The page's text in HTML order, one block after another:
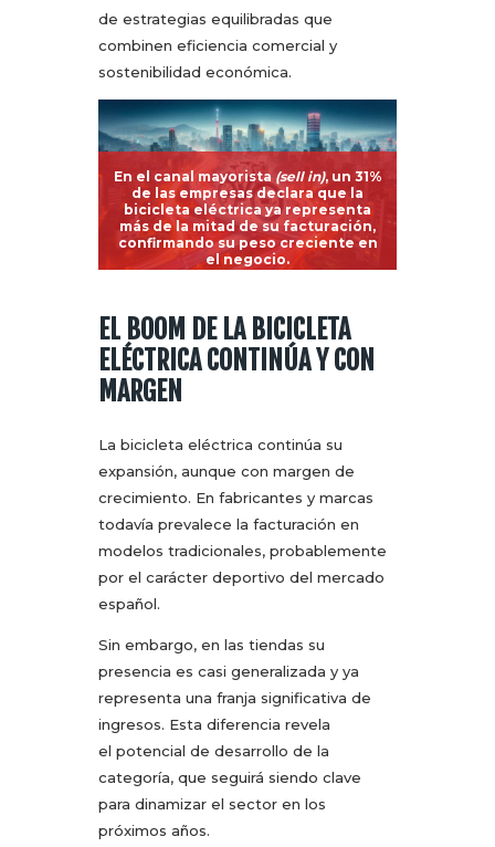
de estrategias equilibradas que
combinen eficiencia comercial y
sostenibilidad económica.
En el canal mayorista (sell in), un 31%
de las empresas declara que la
bicicleta eléctrica ya representa
más de la mitad de su facturación,
confirmando su peso creciente en
el negocio.
EL BOOM DE LA BICICLETA
ELÉCTRICA CONTINÚA Y CON
MARGEN
La bicicleta eléctrica continúa su
expansión, aunque con margen de
crecimiento. En fabricantes y marcas
todavía prevalece la facturación en
modelos tradicionales, probablemente
por el carácter deportivo del mercado
español.
Sin embargo, en las tiendas su
presencia es casi generalizada y ya
representa una franja significativa de
ingresos. Esta diferencia revela
el potencial de desarrollo de la
categoría, que seguirá siendo clave
para dinamizar el sector en los
próximos años.